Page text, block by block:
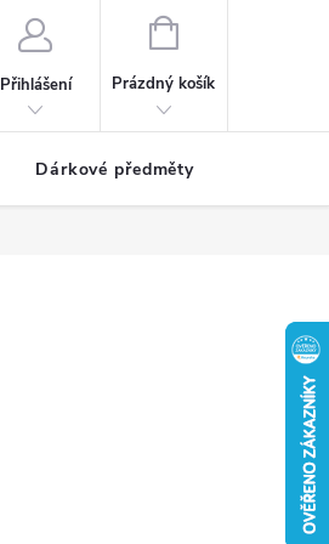
Přihlášení
NÁKUPNÍ
Prázdný košík
Dárkové předměty